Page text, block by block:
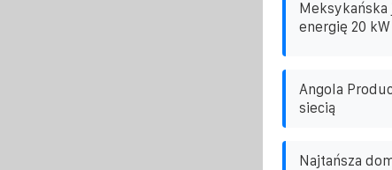
energię 20 kW
Angola
siecią
Najtańsza